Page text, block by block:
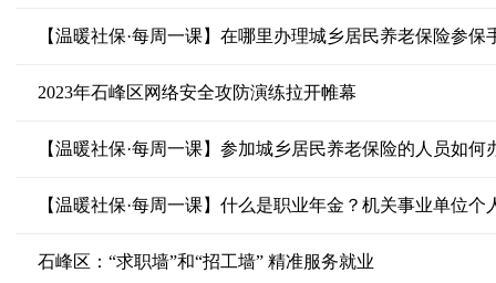
【温暖社保·每周一课】在哪里办理城乡居民养老保险参保
2023年石峰区网络安全攻防演练拉开帷幕
石峰区：“求职墙”和“招工墙” 精准服务就业